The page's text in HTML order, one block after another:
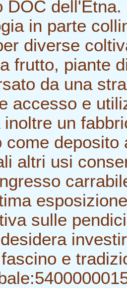
DOC
in parte
diverse
frutto, piante
da una
accesso e
un
come
altri usi
sulle
e